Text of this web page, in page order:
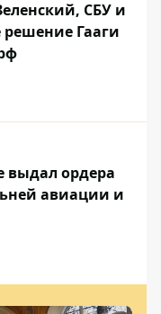
СБУ и
Гааги
выдал ордера
авиации и